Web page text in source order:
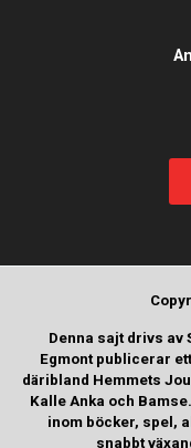
Denna sajt drivs av
Egmont publicerar
däribland Hemmets
Kalle Anka och
inom böcker, spel,
snabbt